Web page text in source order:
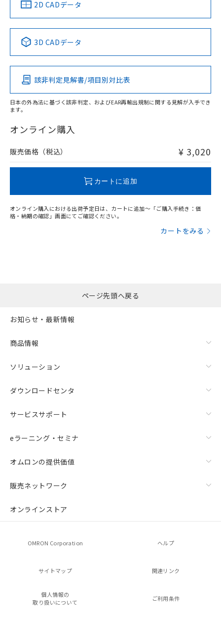
中国 RoHS 注意事項・凡例
Pb Hg Cd Cr(VI)
O
在庫等で未対応品が混在する可能性があります。
問い合わせください。
2D CADデータ
3D CADデータ
該非判定見解書/項目別対比表
日本の外為法に基づく該非判定、およびEAR再輸出規制に関する見解が入手でき
ます。
オンライン購入
販売価格（税込） ¥ 3,020
カートに追加
オンライン購入における出荷予定日は、カートに追加～「ご購入手続き：価
格・納期の確認」画面にてご確認ください。
カートをみる
ページ先頭へ戻る
お知らせ・最新情報
商品情報
ソリューション
ダウンロードセンタ
サービスサポート
eラーニング・セミナ
オムロンの提供価値
販売ネットワーク
オンラインストア
OMRON Corporation ヘルプ
サイトマップ 関連リンク
個人情報の
取り扱いについて
ご利用条件